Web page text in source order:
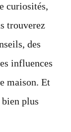
curiosités,
trouverez
des
influences
maison. Et
plus